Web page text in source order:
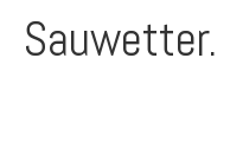
Sauwetter.